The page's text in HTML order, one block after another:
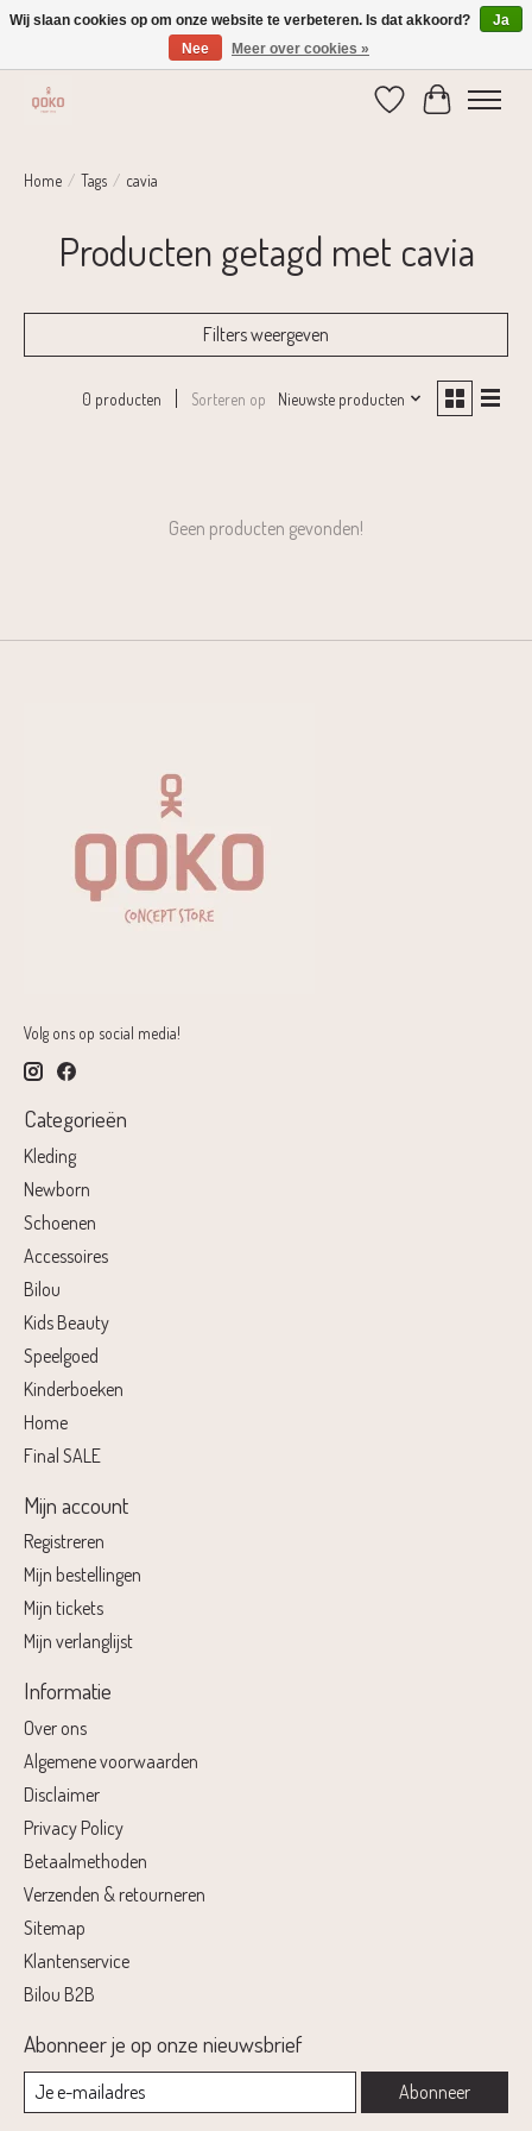
Verzending 1-2 dagen | Gratis verzending vanaf € 75,-
Verlanglijst
Home / Tags / cavia
Producten getagd met cavia
Filters weergeven
0 producten Sorteren op Nieuwste producten
Geen producten gevonden!
Volg ons op social media!
Categorieën
Kleding
Newborn
Schoenen
Accessoires
Bilou
Kids Beauty
Speelgoed
Kinderboeken
Home
Final SALE
Mijn account
Registreren
Mijn bestellingen
Mijn tickets
Mijn verlanglijst
Informatie
Over ons
Algemene voorwaarden
Disclaimer
Privacy Policy
Betaalmethoden
Verzenden & retourneren
Sitemap
Klantenservice
Bilou B2B
Abonneer je op onze nieuwsbrief
Abonneer
Wij slaan cookies op om onze website te verbeteren. Is dat akkoord?
Ja
Nee
Meer over cookies »